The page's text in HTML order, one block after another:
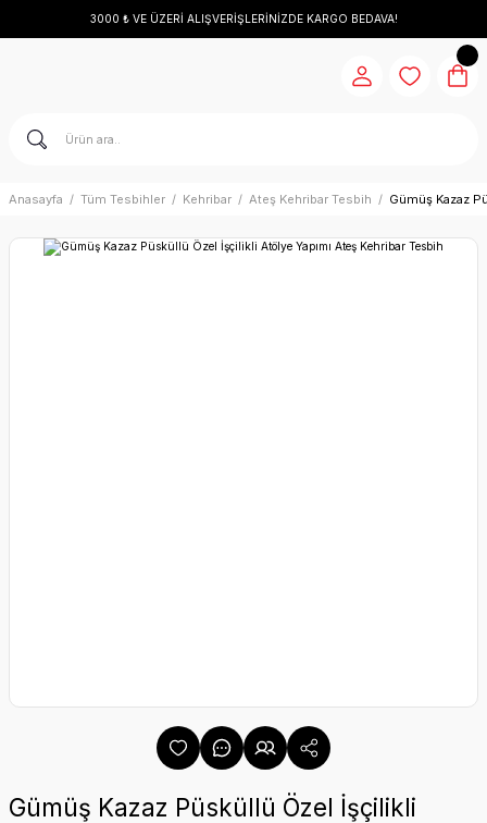
3000 ₺ VE ÜZERİ ALIŞVERİŞLERİNİZDE KARGO BEDAVA!
Anasayfa Tüm Tesbihler Kehribar Ateş Kehribar Tesbih Gümüş Kazaz
Gümüş Kazaz Püsküllü Özel İşçilikli